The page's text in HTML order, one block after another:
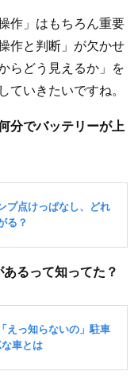
作」はもちろん重要
作と判断」が欠かせ
らどう見えるか」を
ていきたいですね。
分でバッテリーが上
るって知ってた？